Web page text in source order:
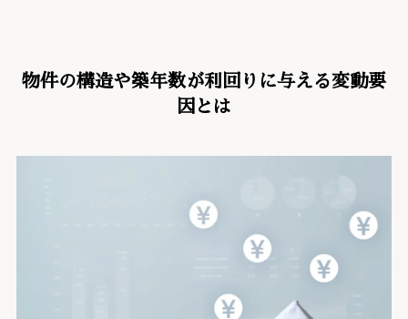
物件の構造や築年数が利回りに与える変動要
因とは